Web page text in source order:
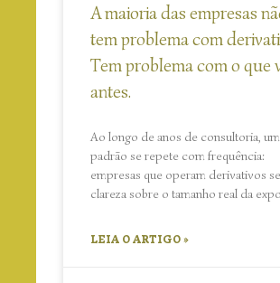
A maioria das empresas
tem problema com
Tem problema com o que
antes.
Ao longo de anos de consultoria, um
padrão se repete com frequência:
empresas que operam derivativos
clareza sobre o tamanho real da
LEIA O ARTIGO »